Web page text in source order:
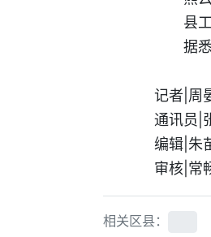
县
据
记者|周
通讯员|
编辑|朱
审核|常
相关区县：